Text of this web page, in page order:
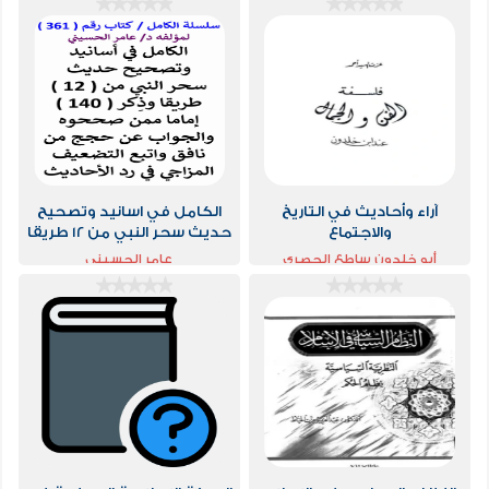
آراء وأحاديث في التاريخ
والاجتماع
أبو خلدون ساطع الحصري
الكامل في اسانيد وتصحيح
حديث سحر النبي من 12 طريقا
وذكر 140 اماما ممن صححوه
والجواب عن حجج
عامر الحسيني